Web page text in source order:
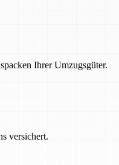
Ihrer Umzugsgüter.
versichert.